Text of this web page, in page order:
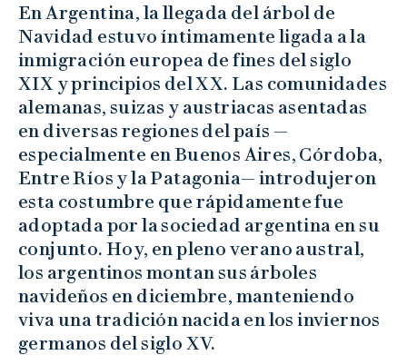
En Argentina, la llegada del árbol de
Navidad estuvo íntimamente ligada a la
inmigración europea de fines del siglo
XIX y principios del XX. Las comunidades
alemanas, suizas y austriacas asentadas
en diversas regiones del país —
especialmente en Buenos Aires, Córdoba,
Entre Ríos y la Patagonia— introdujeron
esta costumbre que rápidamente fue
adoptada por la sociedad argentina en su
conjunto. Hoy, en pleno verano austral,
los argentinos montan sus árboles
navideños en diciembre, manteniendo
viva una tradición nacida en los inviernos
germanos del siglo XV.